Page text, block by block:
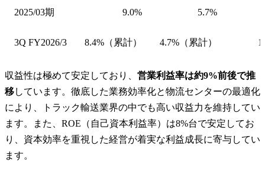
2025/03期 9.0% 5.7%
3Q FY2026/3 8.4%（累計） 4.7%（累計）
収益性は極めて安定しており、 営業利益率は約9%前後で推
移しています。徹底した業務効率化と物流センターの最適化
により、トラック輸送業界の中でも高い収益力を維持してい
ます。また、ROE（自己資本利益率）は8%台で安定してお
り、資本効率を重視した経営が着実な利益成長に寄与してい
ます。